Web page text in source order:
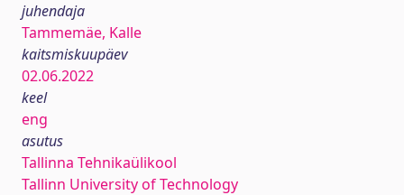
juhendaja
Tammemäe, Kalle
kaitsmiskuupäev
02.06.2022
keel
eng
asutus
Tallinna Tehnikaülikool
Tallinn University of Technology